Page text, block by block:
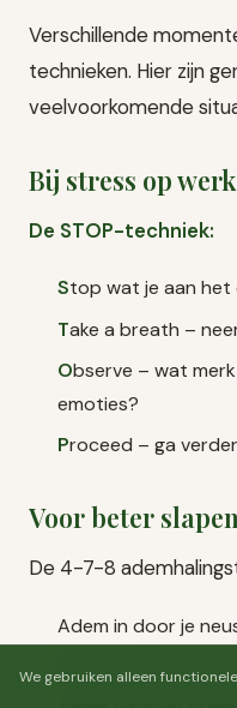
Verschillende
technieken. Hier zijn
veelvoorkomende
Bij stress op werk
De STOP-techniek:
Stop wat je aan
Take a breath –
Observe – wat
emoties?
Proceed – ga
Voor beter slapen
De 4-7-8
Adem in door je
Houd je adem vast
We gebruiken alleen